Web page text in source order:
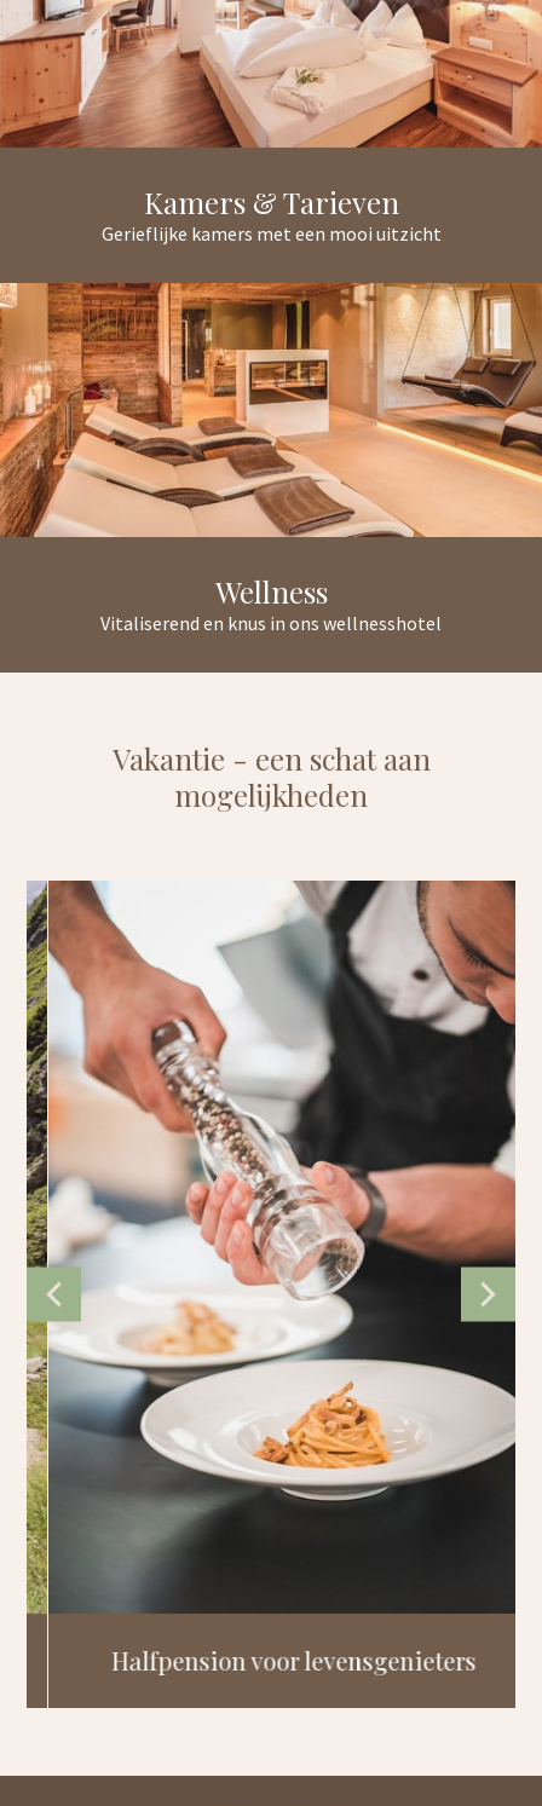
Kamers & Tarieven
Gerieflijke kamers met een mooi uitzicht
Wellness
Vitaliserend en knus in ons wellnesshotel
Vakantie - een schat aan
mogelijkheden
Halfpension voor levensgenieters